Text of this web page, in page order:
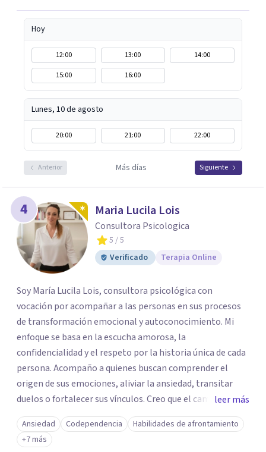
Hoy
12:00 13:00
14:00
15:00
16:00
Lunes, 10 de agosto
20:00 21:00 22:00
Anterior Más días Siguiente
4 Maria Lucila Lois
Consultora Psicologica
5 / 5
Verificado
Terapia Online
Soy María Lucila Lois, consultora psicológica con
vocación por acompañar a las personas en sus procesos
de transformación emocional y autoconocimiento. Mi
enfoque se basa en la escucha amorosa, la
confidencialidad y el respeto por la historia única de cada
persona. Acompaño a quienes buscan comprender el
origen de sus emociones, aliviar la ansiedad, transitar
duelos o fortalecer sus vínculos. Creo que el camino hacia
una vida más auténtica comienza cuando nos animamos
a mirar hacia adentro y a reconocer las raíces de lo que
sentimos.
leer más
Ansiedad Codependencia
Habilidades de afrontamiento
+7 más